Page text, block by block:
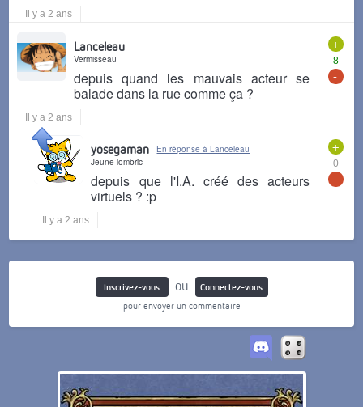
Il y a 2 ans
+
8
-
Lanceleau
Vermisseau
depuis quand les mauvais acteur se
balade dans la rue comme ça ?
Il y a 2 ans
+
0
-
yosegaman
En réponse à Lanceleau
Jeune lombric
depuis que l'I.A. créé des acteurs
virtuels ? :p
Il y a 2 ans
Inscrivez-vous ou
Connectez-vous
pour envoyer un commentaire